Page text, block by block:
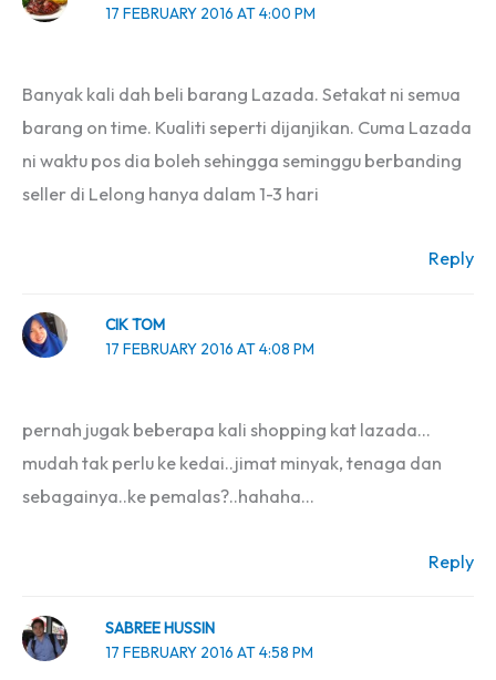
17 FEBRUARY 2016 AT 4:00 PM
Banyak kali dah beli barang Lazada. Setakat ni semua
barang on time. Kualiti seperti dijanjikan. Cuma Lazada
ni waktu pos dia boleh sehingga seminggu berbanding
seller di Lelong hanya dalam 1-3 hari
Reply
CIK TOM
17 FEBRUARY 2016 AT 4:08 PM
pernah jugak beberapa kali shopping kat lazada…
mudah tak perlu ke kedai..jimat minyak, tenaga dan
sebagainya..ke pemalas?..hahaha…
Reply
SABREE HUSSIN
17 FEBRUARY 2016 AT 4:58 PM